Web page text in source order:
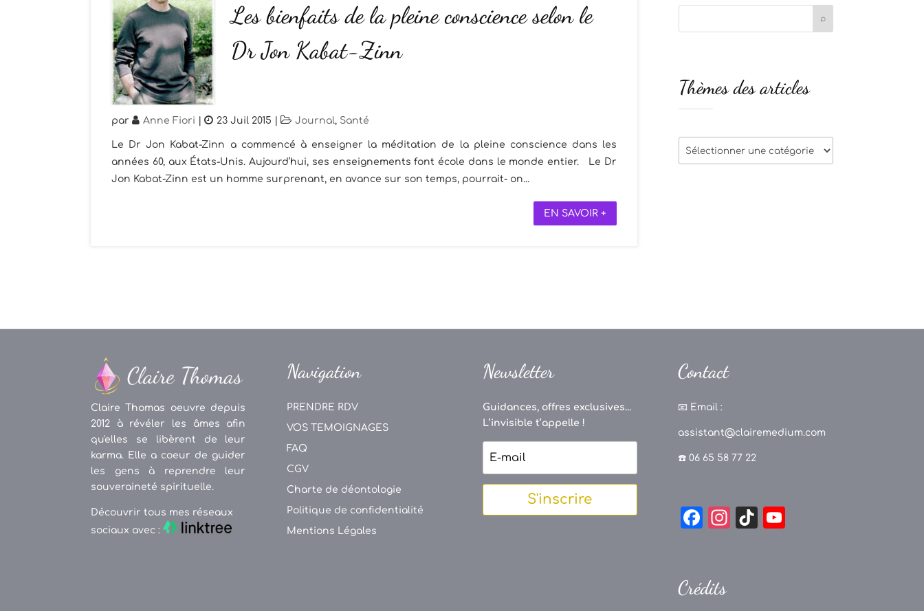
Les bienfaits de la pleine conscience selon le
Dr Jon Kabat-Zinn
par Anne Fiori 23 Juil 2015 Journal, Santé
Le Dr Jon Kabat-Zinn a commencé à enseigner la méditation de la pleine conscience dans les
années 60, aux États-Unis. Aujourd’hui, ses enseignements font école dans le monde entier. Le Dr
Jon Kabat-Zinn est un homme surprenant, en avance sur son temps, pourrait- on...
EN SAVOIR +
Thèmes des articles
Thèmes
des
Claire Thomas oeuvre depuis
2012 à révéler les âmes afin
qu'elles se libèrent de leur
karma. Elle a coeur de guider
les gens à reprendre leur
souveraineté spirituelle.
Découvrir tous mes réseaux
sociaux avec :
Navigation
PRENDRE RDV
VOS TEMOIGNAGES
FAQ
CGV
Charte de déontologie
Politique de confidentialité
Mentions Légales
Newsletter
Guidances, offres exclusives...
L’invisible t’appelle !
S'inscrire
Contact
📧 Email :
assistant@clairemedium.com
☎️ 06 65 58 77 22
F
e
In
Ti
Crédits